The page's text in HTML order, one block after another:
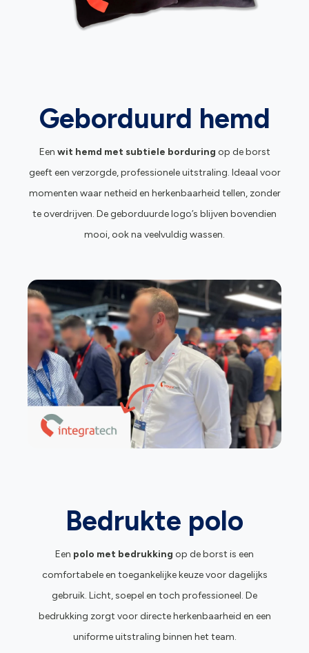
Geborduurd hemd
Een wit hemd met subtiele borduring op de borst
geeft een verzorgde, professionele uitstraling. Ideaal voor
momenten waar netheid en herkenbaarheid tellen, zonder
te overdrijven. De geborduurde logo’s blijven bovendien
mooi, ook na veelvuldig wassen.
Bedrukte polo
Een polo met bedrukking op de borst is een
comfortabele en toegankelijke keuze voor dagelijks
gebruik. Licht, soepel en toch professioneel. De
bedrukking zorgt voor directe herkenbaarheid en een
uniforme uitstraling binnen het team.